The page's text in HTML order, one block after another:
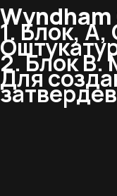
1. Блок,
2. Блок В.
Для